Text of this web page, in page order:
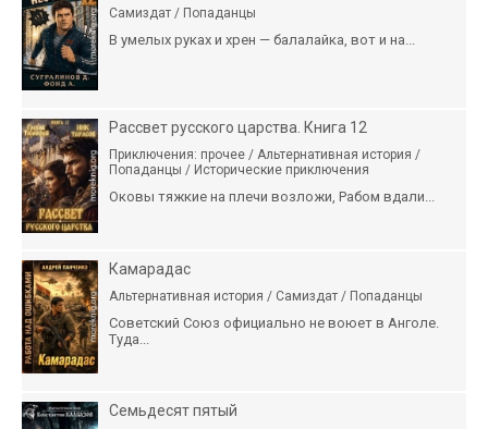
Самиздат / Попаданцы
В умелых руках и хрен — балалайка, вот и на...
Рассвет русского царства. Книга 12
Приключения: прочее / Альтернативная история /
Попаданцы / Исторические приключения
Оковы тяжкие на плечи возложи, Рабом вдали...
Камарадас
Альтернативная история / Самиздат / Попаданцы
Советский Союз официально не воюет в Анголе.
Туда...
Семьдесят пятый